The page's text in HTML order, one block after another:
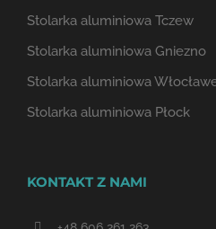
Stolarka aluminiowa Tczew
Stolarka aluminiowa Gniezno
Stolarka aluminiowa
Stolarka aluminiowa Płock
KONTAKT Z NAMI